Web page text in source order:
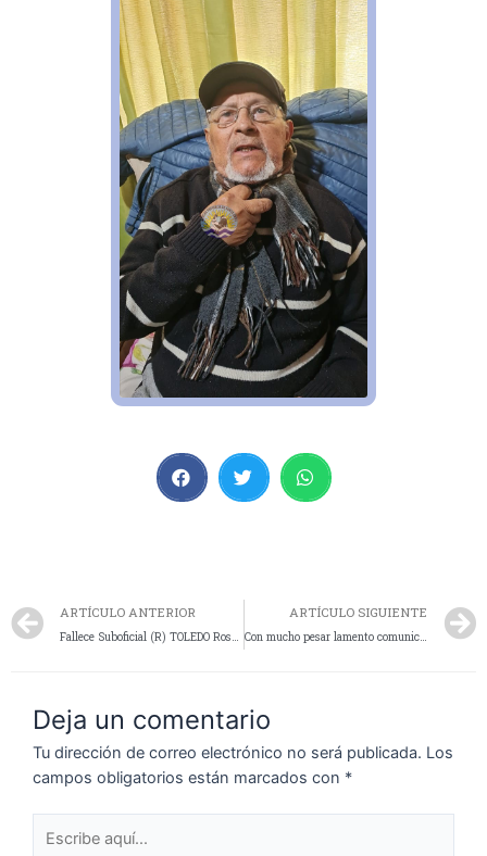
ARTÍCULO ANTERIOR
Fallece Suboficial (R) TOLEDO Rosa Esther
ARTÍCULO SIGUIENTE
Con mucho pesar lamento comunicar el fallecimiento del Sr Amancio Pascual Martinez, quien resulta ser Padre del Comisario Johana Martinez , Jefa de la División Comisaría de la Mujer y Familia de nuestra localidad. Sus restos serán velados en Cocheria San José sala B hasta las 11 hs del dia de hoy. Acompaño en este triste momento a mi amiga Johana, familiares y amigos ante tan irreparable pérdida rogando por el eterno descanso.
Deja un comentario
Tu dirección de correo electrónico no será publicada. Los
campos obligatorios están marcados con *